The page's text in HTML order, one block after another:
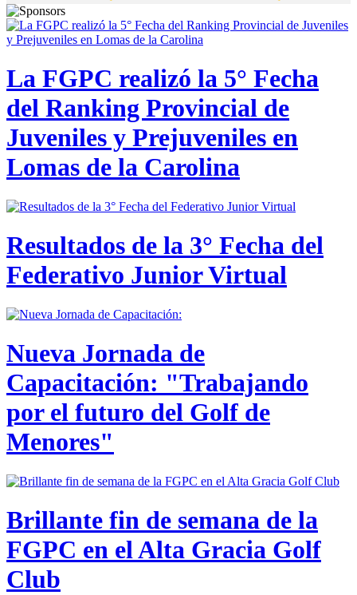
La FGPC realizó la 5° Fecha
del Ranking Provincial de
Juveniles y Prejuveniles en
Lomas de la Carolina
Resultados de la 3° Fecha del
Federativo Junior Virtual
Nueva Jornada de
Capacitación: "Trabajando
por el futuro del Golf de
Menores"
Brillante fin de semana de la
FGPC en el Alta Gracia Golf
Club